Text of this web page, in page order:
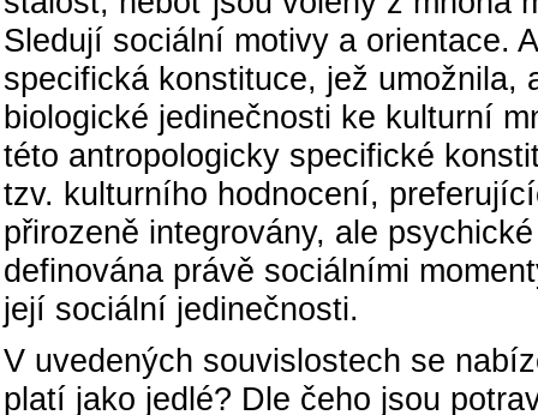
Sledují sociální motivy a orientace.
specifická konstituce, jež umožnila,
biologické jedinečnosti ke kulturní
této antropologicky specifické
tzv. kulturního hodnocení,
přirozeně integrovány, ale
definována právě sociálními
její sociální jedinečnosti.
V uvedených souvislostech se
platí jako jedlé? Dle čeho jsou